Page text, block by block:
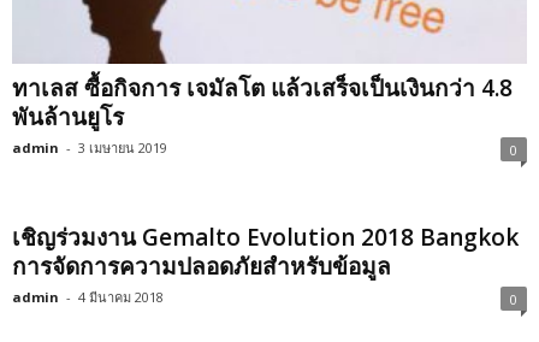
ทาเลส ซื้อกิจการ เจมัลโต แล้วเสร็จเป็นเงินกว่า 4.8
พันล้านยูโร
admin - 3 เมษายน 2019 0
เชิญร่วมงาน Gemalto Evolution 2018 Bangkok
การจัดการความปลอดภัยสำหรับข้อมูล
admin - 4 มีนาคม 2018 0